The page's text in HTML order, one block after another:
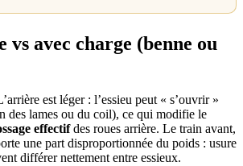
vs avec charge (benne ou
est léger : l’essieu peut « s’ouvrir »
des lames ou du coil), ce qui modifie le
effectifdes roues arrière. Le train avant,
une part disproportionnée du poids : usure
différer nettement entre essieux.